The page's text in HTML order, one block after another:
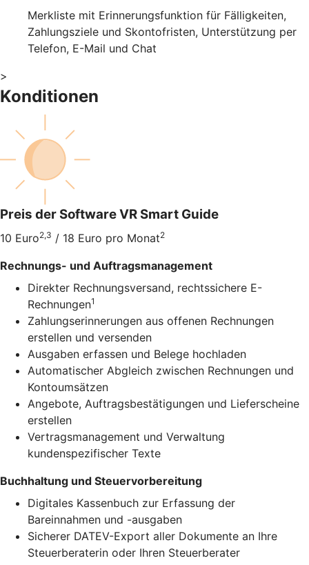
Merkliste mit Erinnerungsfunktion für Fälligkeiten,
Zahlungsziele und Skontofristen, Unterstützung per
Telefon, E-Mail und Chat
>
Konditionen
Preis der Software VR Smart Guide
10 Euro2,3 / 18 Euro pro Monat2
Rechnungs- und Auftragsmanagement
Direkter Rechnungsversand, rechtssichere E-
Rechnungen1
Zahlungserinnerungen aus offenen Rechnungen
erstellen und versenden
Ausgaben erfassen und Belege hochladen
Automatischer Abgleich zwischen Rechnungen und
Kontoumsätzen
Angebote, Auftragsbestätigungen und Lieferscheine
erstellen
Vertragsmanagement und Verwaltung
kundenspezifischer Texte
Buchhaltung und Steuervorbereitung
Digitales Kassenbuch zur Erfassung der
Bareinnahmen und -ausgaben
Sicherer DATEV-Export aller Dokumente an Ihre
Steuerberaterin oder Ihren Steuerberater